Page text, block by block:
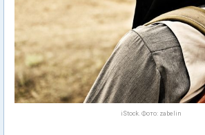
iStock. Фото: zabelin